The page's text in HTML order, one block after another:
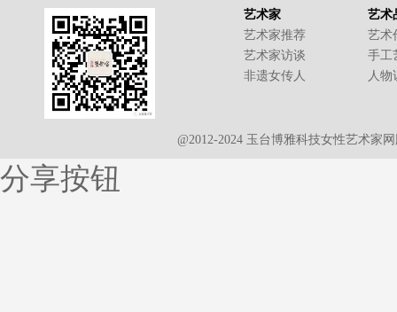
艺术家
艺术家推荐
艺术家访谈
非遗女传人
艺术
艺术
手工
人物
@2012-2024 玉台博雅科技女性艺术家
分享按钮